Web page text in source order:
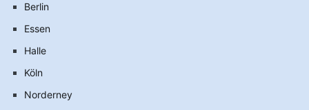
Berlin
Essen
Halle
Köln
Norderney